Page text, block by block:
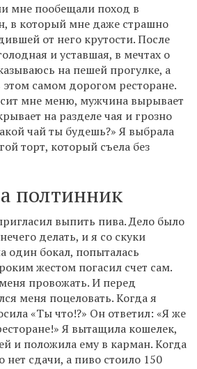
мне пообещали поход в
в который мне даже страшно
от него крутости. После
и уставшая, в мечтах о
на пешей прогулке, а
самом дорогом ресторане.
мне меню, мужчина вырывает
на разделе чая и грозно
чай ты будешь?» Я выбрала
торт, который съела без
полтинник
выпить пива. Дело было
делать, и я со скуки
один бокал, попыталась
жестом погасил счет сам.
провожать. И перед
меня поцеловать. Когда я
«Ты что!?» Он ответил: «Я же
Я вытащила кошелек,
и положила ему в карман. Когда
нет сдачи, а пиво стоило 150